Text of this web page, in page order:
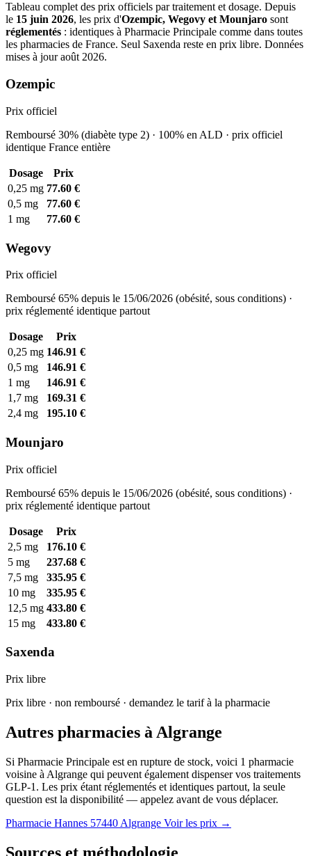
Tableau complet des prix officiels par traitement et dosage. Depuis
le 15 juin 2026, les prix d'Ozempic, Wegovy et Mounjaro sont
réglementés : identiques à Pharmacie Principale comme dans toutes
les pharmacies de France. Seul Saxenda reste en prix libre. Données
mises à jour août 2026.
Ozempic
Prix officiel
Remboursé 30% (diabète type 2) · 100% en ALD · prix officiel
identique France entière
Dosage
Prix
0,25 mg 77.60 €
0,5 mg
77.60 €
1 mg
77.60 €
Wegovy
Prix officiel
Remboursé 65% depuis le 15/06/2026 (obésité, sous conditions) ·
prix réglementé identique partout
Dosage
Prix
0,25 mg 146.91 €
0,5 mg
146.91 €
1 mg
146.91 €
1,7 mg
169.31 €
2,4 mg
195.10 €
Mounjaro
Prix officiel
Remboursé 65% depuis le 15/06/2026 (obésité, sous conditions) ·
prix réglementé identique partout
Dosage
Prix
2,5 mg
176.10 €
5 mg
237.68 €
7,5 mg
335.95 €
10 mg
335.95 €
12,5 mg 433.80 €
15 mg
433.80 €
Saxenda
Prix libre
Prix libre · non remboursé · demandez le tarif à la pharmacie
Autres pharmacies à Algrange
Si Pharmacie Principale est en rupture de stock, voici 1 pharmacie
voisine à Algrange qui peuvent également dispenser vos traitements
GLP-1. Les prix étant réglementés et identiques partout, la seule
question est la disponibilité — appelez avant de vous déplacer.
Pharmacie Hannes 57440 Algrange Voir les prix →